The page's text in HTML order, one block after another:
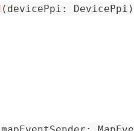
( devicePpi : DevicePpi )